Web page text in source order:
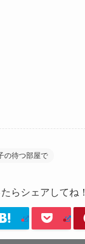
の待つ部屋で
らシェアしてね！